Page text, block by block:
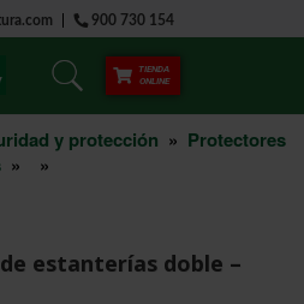
900 730 154
TIENDA
ONLINE
y protección » Protectores
» »
estanterías doble –